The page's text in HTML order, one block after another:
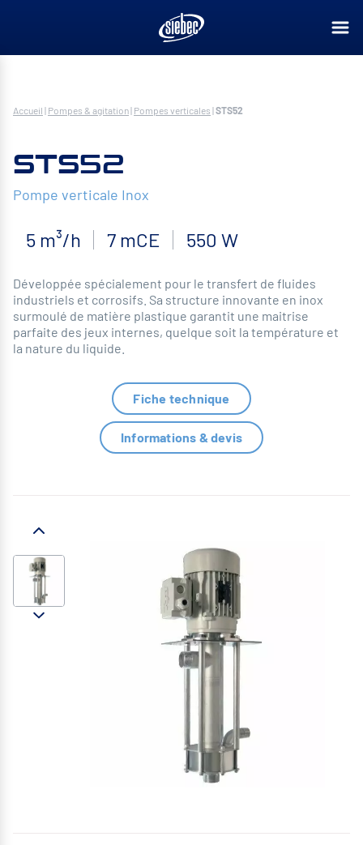
Accueil | Pompes & agitation| Pompes verticales |STS52
STS52
Pompe verticale Inox
5 m³/h 7 mCE 550 W
Développée spécialement pour le transfert de fluides
industriels et corrosifs. Sa structure innovante en inox
surmoulé de matière plastique garantit une maitrise
parfaite des jeux internes, quelque soit la température et
la nature du liquide.
Fiche technique
Informations & devis